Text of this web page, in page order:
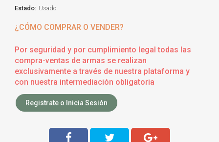
Estado: Usado
¿CÓMO COMPRAR O VENDER?
Por seguridad y por cumplimiento legal todas las
compra-ventas de armas se realizan
exclusivamente a través de nuestra plataforma y
con nuestra intermediación obligatoria
Registrate o Inicia Sesión